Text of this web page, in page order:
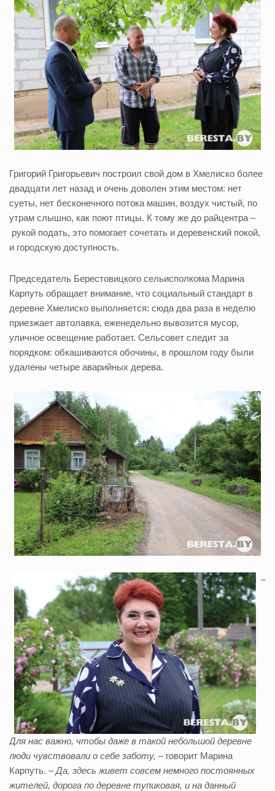
Григорий Григорьевич построил свой дом в Хмелиско более
двадцати лет назад и очень доволен этим местом: нет
суеты, нет бесконечного потока машин, воздух чистый, по
утрам слышно, как поют птицы. К тому же до райцентра –
рукой подать, это помогает сочетать и деревенский покой,
и городскую доступность.
Председатель Берестовицкого сельисполкома Марина
Карпуть обращает внимание, что социальный стандарт в
деревне Хмелиско выполняется: сюда два раза в неделю
приезжает автолавка, еженедельно вывозится мусор,
уличное освещение работает. Сельсовет следит за
порядком: обкашиваются обочины, в прошлом году были
удалены четыре аварийных дерева.
–
Для нас важно, чтобы даже в такой небольшой деревне
люди чувствовали о себе заботу, – говорит Марина
Карпуть. –Да, здесь живет совсем немного постоянных
жителей, дорога по деревне тупиковая, и на данный